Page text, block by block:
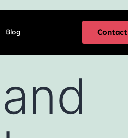
Blog Contact